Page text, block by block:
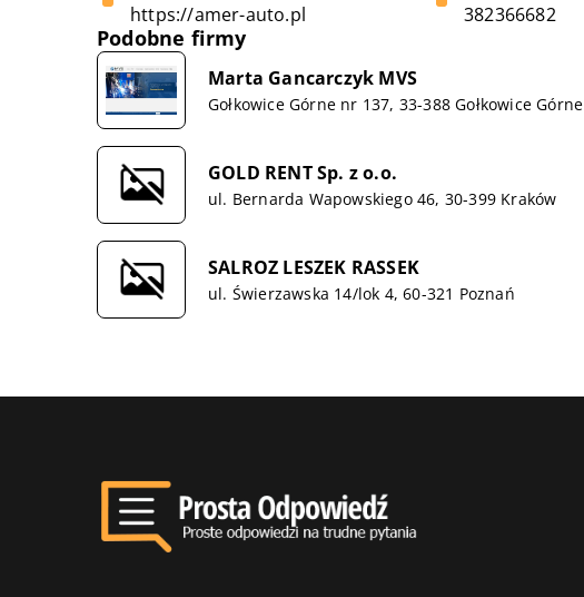
https://amer-auto.pl
382366682
Podobne firmy
Marta Gancarczyk MVS
Gołkowice Górne nr 137, 33-388 Gołkowice Górne
GOLD RENT Sp. z o.o.
ul. Bernarda Wapowskiego 46, 30-399 Kraków
SALROZ LESZEK RASSEK
ul. Świerzawska 14/lok 4, 60-321 Poznań